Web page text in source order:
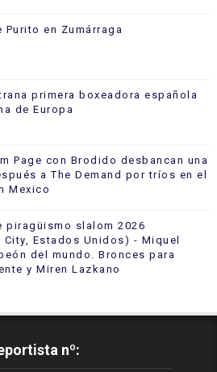
Purito en Zumárraga
primera boxeadora española
de Europa
Page con Brodido desbancan una
a The Demand por tríos en el
Mexico
piragüismo slalom 2026
City, Estados Unidos) - Miquel
del mundo. Bronces para
y Miren Lazkano
nº: